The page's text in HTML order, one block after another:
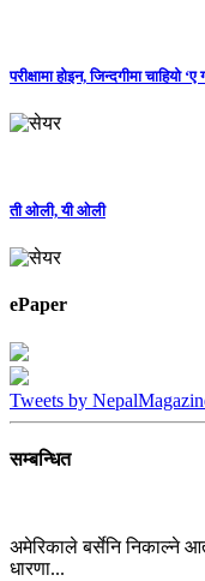
परीक्षामा होइन, जिन्दगीमा चाहियो ‘ए
ती ओली, यी ओली
ePaper
Tweets by
सम्बन्धित
अमेरिकाले बर्सेनि निकाल्ने
धारणा...